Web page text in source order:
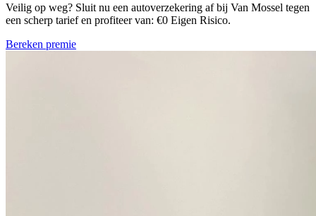
Veilig op weg? Sluit nu een autoverzekering af bij Van Mossel tegen
een scherp tarief en profiteer van: €0 Eigen Risico.
Bereken premie